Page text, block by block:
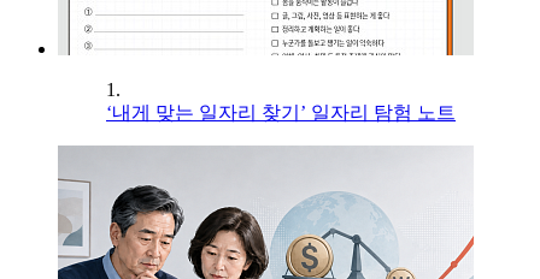
1.
‘내게 맞는 일자리 찾기’ 일자리 탐험 노트